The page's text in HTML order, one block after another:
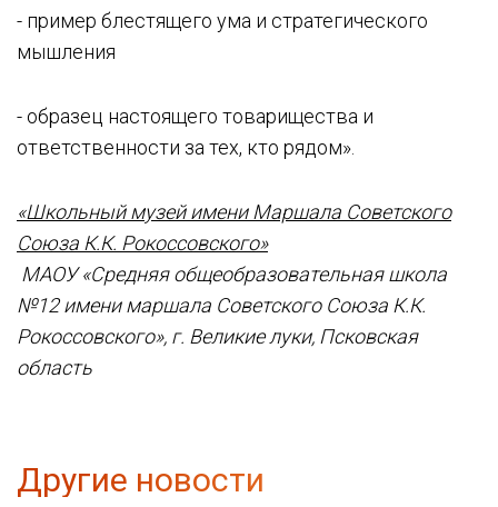
- пример блестящего ума и стратегического
мышления
- образец настоящего товарищества и
ответственности за тех, кто рядом».
«Школьный музей имени Маршала Советского
Союза К.К. Рокоссовского»
МАОУ «Средняя общеобразовательная школа
№12 имени маршала Советского Союза К.К.
Рокоссовского», г. Великие луки, Псковская
область
Другие новости